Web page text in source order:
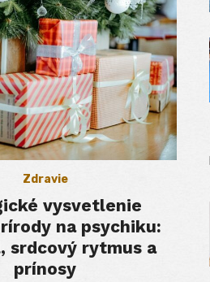
Zdravie
vysvetlenie
na psychiku:
srdcový rytmus a
prínosy